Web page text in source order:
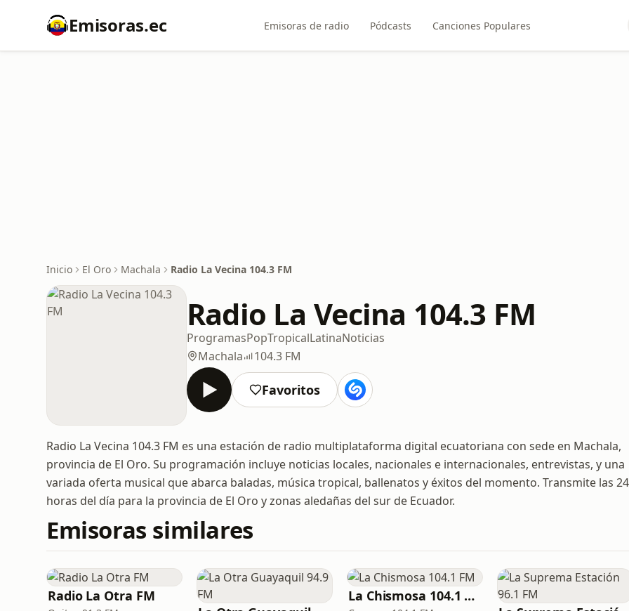
Emisoras.ec Emisoras de radio Pódcasts Canciones Populares
Inicio El Oro Machala Radio La Vecina 104.3 FM
Radio La Vecina 104.3 FM
ProgramasPopTropicalLatinaNoticias
Machala
104.3 FM
Favoritos
Radio La Vecina 104.3 FM es una estación de radio multiplataforma digital ecuatoriana con sede en Machala,
provincia de El Oro. Su programación incluye noticias locales, nacionales e internacionales, entrevistas, y una
variada oferta musical que abarca baladas, música tropical, ballenatos y éxitos del momento. Transmite las 24
horas del día para la provincia de El Oro y zonas aledañas del sur de Ecuador.
Emisoras similares
Radio La Otra FM La Chismosa 104.1 FM